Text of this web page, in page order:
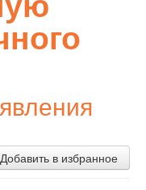
Добавить в избранное